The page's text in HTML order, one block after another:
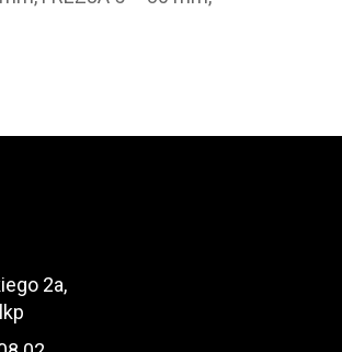
2a,